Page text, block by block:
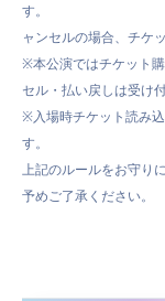
す。 ※
ャンセルの場合、チケ
※本公演ではチケット
セル・払い戻しは受け
※入場時チケット読み
す。
上記のルールをお守り
予めご了承ください。